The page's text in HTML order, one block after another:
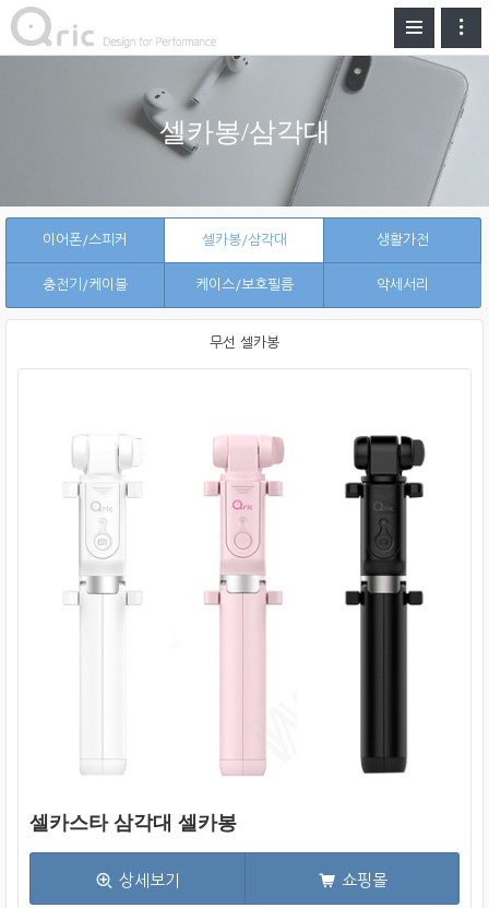
셀카봉/삼각대
이어폰/스피커 셀카봉/삼각대 생활가전
충전기/케이블 케이스/보호필름 악세서리
무선 셀카봉
셀카스타 삼각대 셀카봉
상세보기 쇼핑몰